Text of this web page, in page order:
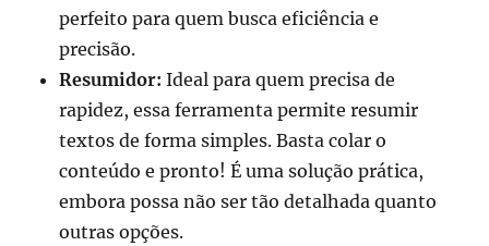
perfeito para quem busca eficiência e
precisão.
Resumidor: Ideal para quem precisa de
rapidez, essa ferramenta permite resumir
textos de forma simples. Basta colar o
conteúdo e pronto! É uma solução prática,
embora possa não ser tão detalhada quanto
outras opções.